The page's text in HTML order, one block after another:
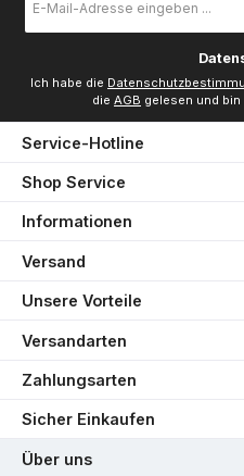
Mail-
Adresse
Ich habe die
die AGB gelesen und
Service-Hotline
Shop Service
Informationen
Versand
Unsere Vorteile
Versandarten
Zahlungsarten
Sicher Einkaufen
Über uns